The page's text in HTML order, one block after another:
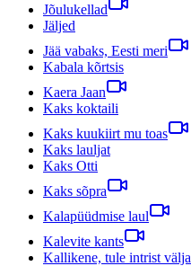
Jõulukellad
Jäljed
Jää vabaks, Eesti meri
Kabala kõrtsis
Kaera Jaan
Kaks koktaili
Kaks kuukiirt mu toas
Kaks lauljat
Kaks Otti
Kaks sõpra
Kalapüüdmise laul
Kalevite kants
Kallikene, tule intrist välja